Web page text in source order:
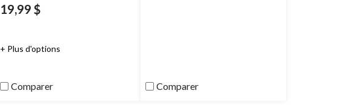
19,99 $
+ Plus d'options
Comparer Comparer